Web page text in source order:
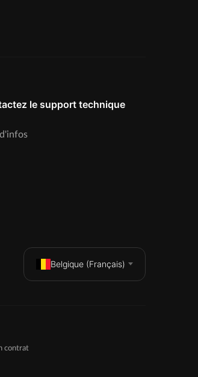
le support technique
Belgique (Français)
contrat